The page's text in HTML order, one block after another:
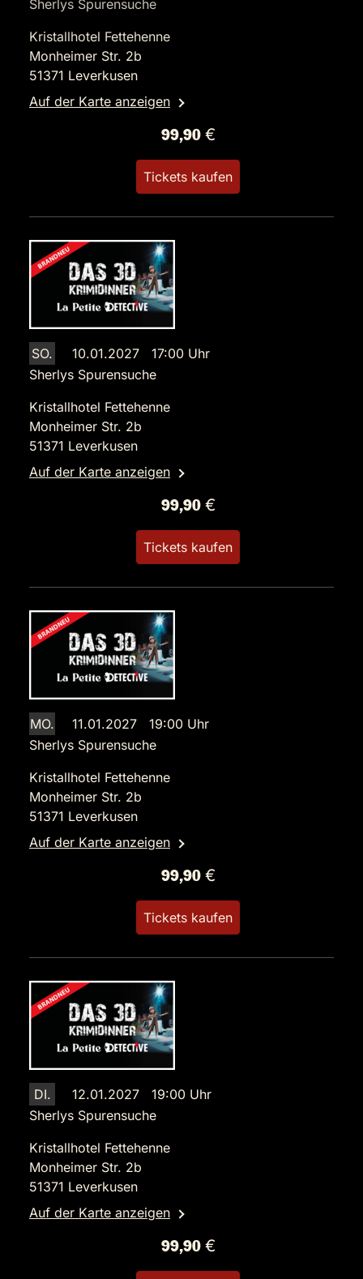
Sherlys Spurensuche
Kristallhotel Fettehenne
Monheimer Str. 2b
51371 Leverkusen
Auf der Karte anzeigen
99,90 €
Tickets kaufen
SO.
10.01.2027 17:00 Uhr
Sherlys Spurensuche
Kristallhotel Fettehenne
Monheimer Str. 2b
51371 Leverkusen
Auf der Karte anzeigen
99,90 €
Tickets kaufen
MO.
11.01.2027 19:00 Uhr
Sherlys Spurensuche
Kristallhotel Fettehenne
Monheimer Str. 2b
51371 Leverkusen
Auf der Karte anzeigen
99,90 €
Tickets kaufen
DI.
12.01.2027 19:00 Uhr
Sherlys Spurensuche
Kristallhotel Fettehenne
Monheimer Str. 2b
51371 Leverkusen
Auf der Karte anzeigen
99,90 €